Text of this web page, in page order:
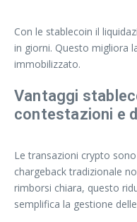
Con le stablecoin il
in giorni. Questo migliora
immobilizzato.
Vantaggi
contestazioni e
Le transazioni crypto
chargeback tradizionale
rimborsi chiara, questo
semplifica la gestione